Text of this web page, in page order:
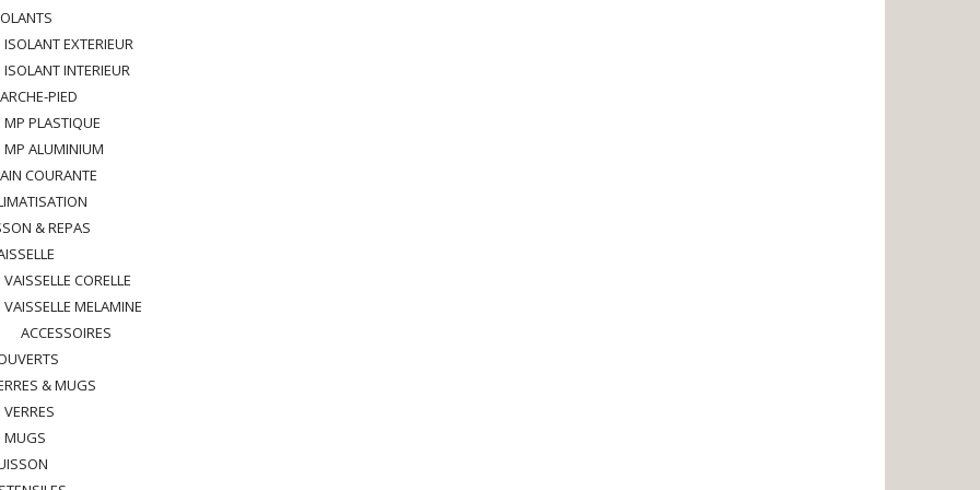
ISOLANT EXTERIEUR
ISOLANT INTERIEUR
PIED
MP PLASTIQUE
MP ALUMINIUM
COURANTE
& REPAS
VAISSELLE CORELLE
VAISSELLE MELAMINE
ACCESSOIRES
& MUGS
VERRES
MUGS